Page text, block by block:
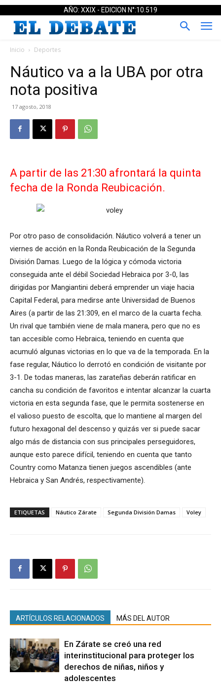
AÑO: XXIX - EDICION N°:10.519
Inicio Deportes
Náutico va a la UBA por otra
nota positiva
17 agosto, 2018
A partir de las 21:30 afrontará la quinta
fecha de la Ronda Reubicación.
Por otro paso de consolidación. Náutico volverá a tener un
viernes de acción en la Ronda Reubicación de la Segunda
División Damas. Luego de la lógica y cómoda victoria
conseguida ante el débil Sociedad Hebraica por 3-0, las
dirigidas por Mangiantini deberá emprender un viaje hacia
Capital Federal, para medirse ante Universidad de Buenos
Aires (a partir de las 21:309, en el marco de la cuarta fecha.
Un rival que también viene de mala manera, pero que no es
tan accesible como Hebraica, teniendo en cuenta que
acumuló algunas victorias en lo que va de la temporada. En la
fase regular, Náutico lo derrotó en condición de visitante por
3-1. De todas maneras, las zarateñas deberán ratificar en
cancha su condición de favoritos e intentar alcanzar la cuarta
victoria en esta segunda fase, que le permita sostenerse en
el valioso puesto de escolta, que lo mantiene al margen del
futuro hexagonal del descenso y quizás ver si puede sacar
algo más de distancia con sus principales perseguidores,
aunque esto parece difícil, teniendo en cuenta que tanto
Country como Matanza tienen juegos ascendibles (ante
Hebraica y San Andrés, respectivamente).
ETIQUETAS Náutico Zárate Segunda División Damas Voley
ARTÍCULOS RELACIONADOS MÁS DEL AUTOR
En Zárate se creó una red
interinstitucional para proteger los
derechos de niñas, niños y
adolescentes